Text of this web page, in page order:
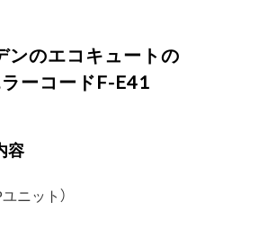
ンのエコキュートの
ーコードF-E41
容
ニット）